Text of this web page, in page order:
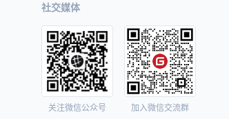
社交媒体
关注微信公众号 加入微信交流群